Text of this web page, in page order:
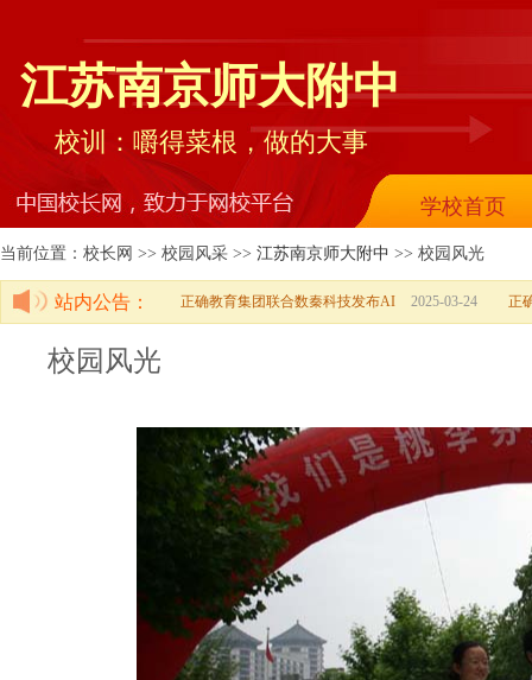
江苏南京师大附中
校训：嚼得菜根，做的大事
学校首页
当前位置：校长网 >> 校园风采 >> 江苏南京师大附中 >> 校园风光
站内公告： 2025-03-24
正确教育集团联合数秦科技发布AI 正
校园风光